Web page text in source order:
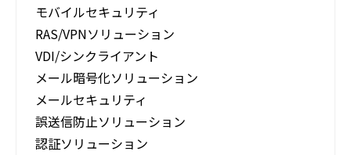
モバイルセキュリティ
RAS/VPNソリューション
VDI/シンクライアント
メール暗号化ソリューション
メールセキュリティ
誤送信防止ソリューション
認証ソリューション